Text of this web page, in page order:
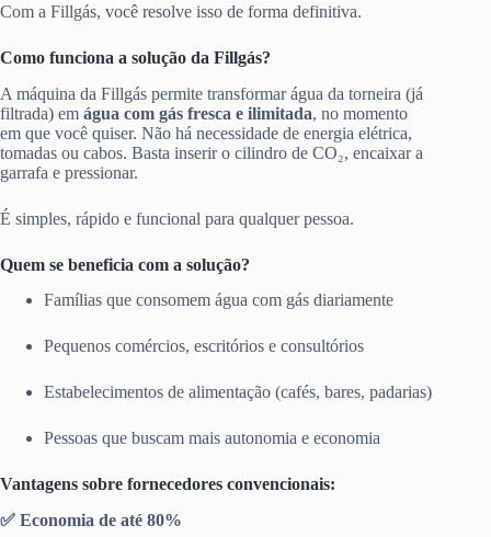
Com a Fillgás, você resolve isso de forma definitiva.
Como funciona a solução da Fillgás?
A máquina da Fillgás permite transformar água da torneira (já
filtrada) em água com gás fresca e ilimitada, no momento
em que você quiser. Não há necessidade de energia elétrica,
tomadas ou cabos. Basta inserir o cilindro de CO₂, encaixar a
garrafa e pressionar.
É simples, rápido e funcional para qualquer pessoa.
Quem se beneficia com a solução?
Famílias que consomem água com gás diariamente
Pequenos comércios, escritórios e consultórios
Estabelecimentos de alimentação (cafés, bares, padarias)
Pessoas que buscam mais autonomia e economia
Vantagens sobre fornecedores convencionais:
✅ Economia de até 80%